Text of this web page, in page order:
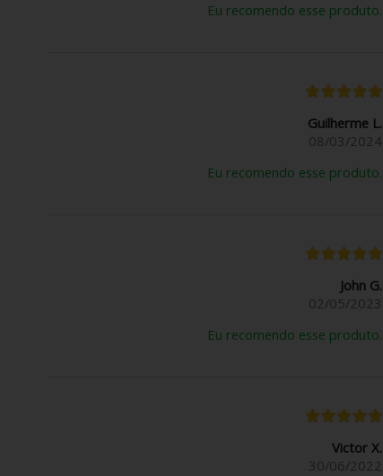
Eu recomendo esse produto.
Guilherme L.
08/03/2024
Eu recomendo esse produto.
John G.
02/05/2023
Eu recomendo esse produto.
Victor X.
30/06/2022